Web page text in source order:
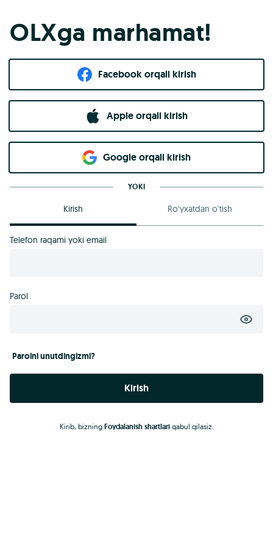
OLXga marhamat!
Facebook orqali kirish​
Apple orqali kirish
Goo​g​le orqali kirish
YOKI
Kirish Ro‘yxatdan o‘tish
Telefon raqami yoki email
Parol
Parolni unutdingizmi?
Kirish
Kirib, bizning Foydalanish shartlariqabul qilasiz.